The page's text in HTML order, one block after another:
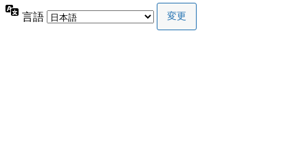
言語